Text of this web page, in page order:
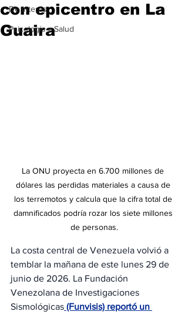
De interés
Psicología y Salud
con epicentro en La
Guaira
La ONU proyecta en 6.700 millones de
dólares las perdidas materiales a causa de
los terremotos y calcula que la cifra total de
damnificados podría rozar los siete millones
de personas.
La costa central de Venezuela volvió a
temblar la mañana de este lunes 29 de
junio de 2026. La Fundación
Venezolana de Investigaciones
Sismológicas (Funvisis) reportó un